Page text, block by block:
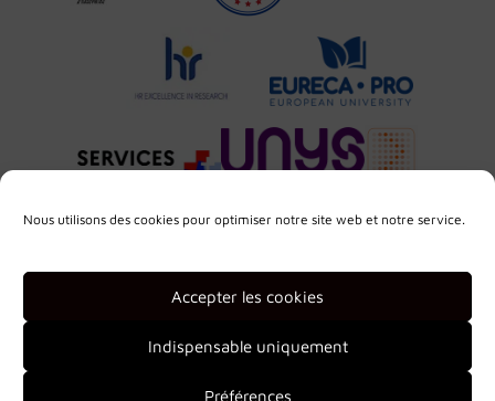
Nous utilisons des cookies pour optimiser notre site web et notre service.
Accepter les cookies
Indispensable uniquement
Préférences